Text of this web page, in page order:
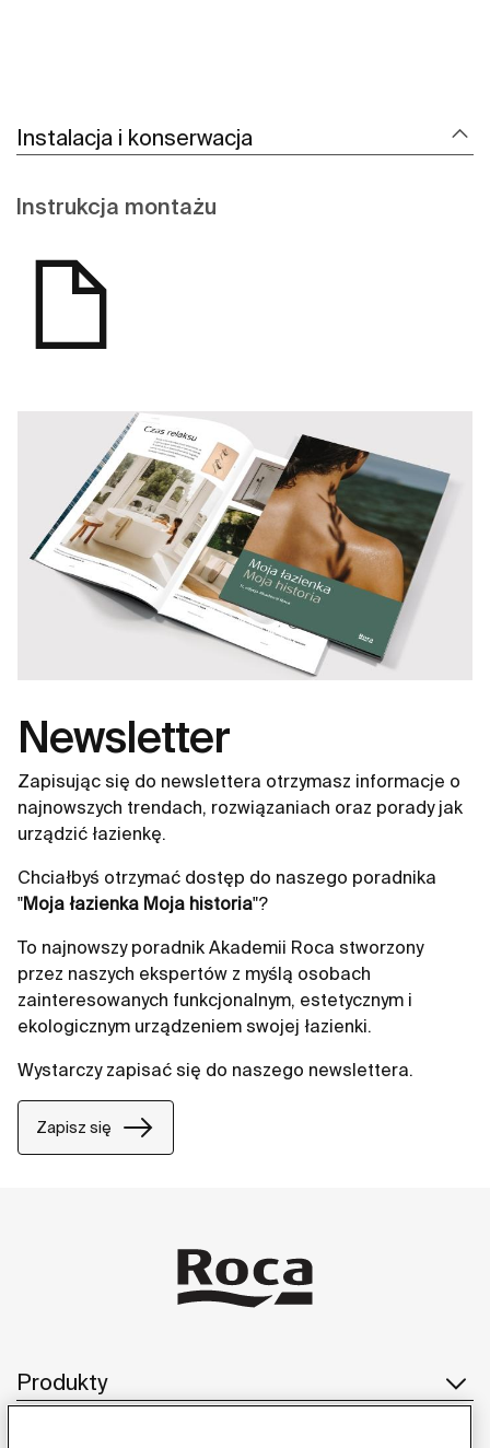
Instalacja i konserwacja
Instrukcja montażu
Newsletter
Zapisując się do newslettera otrzymasz informacje o
najnowszych trendach, rozwiązaniach oraz porady jak
urządzić łazienkę.
Chciałbyś otrzymać dostęp do naszego poradnika
"Moja łazienka Moja historia"?
To najnowszy poradnik Akademii Roca stworzony
przez naszych ekspertów z myślą osobach
zainteresowanych funkcjonalnym, estetycznym i
ekologicznym urządzeniem swojej łazienki.
Wystarczy zapisać się do naszego newslettera.
Zapisz się
Produkty